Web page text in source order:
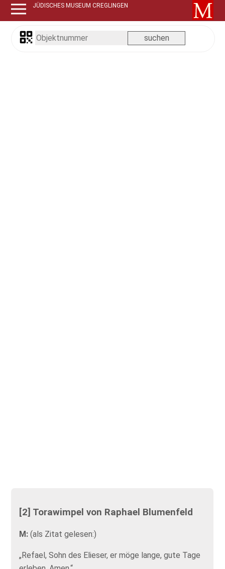
JÜDISCHES MUSEUM CREGLINGEN
[2] Torawimpel von Raphael Blumenfeld
M: (als Zitat gelesen:)
„Refael, Sohn des Elieser, er möge lange, gute Tage